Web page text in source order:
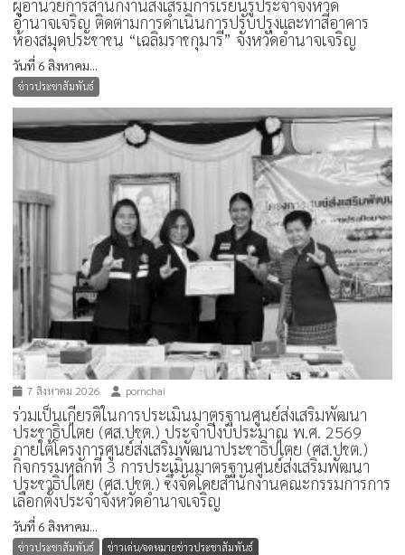
ผู้อำนวยการสำนักงานส่งเสริมการเรียนรู้ประจำจังหวัด
อำนาจเจริญ ติดตามการดำเนินการปรับปรุงและทาสีอาคาร
ห้องสมุดประชาชน “เฉลิมราชกุมารี” จังหวัดอำนาจเจริญ
วันที่ 6 สิงหาคม...
ข่าวประชาสัมพันธ์
7 สิงหาคม 2026 pornchai
ร่วมเป็นเกียรติในการประเมินมาตรฐานศูนย์ส่งเสริมพัฒนา
ประชาธิปไตย (ศส.ปชต.) ประจำปีงบประมาณ พ.ศ. 2569
ภายใต้โครงการศูนย์ส่งเสริมพัฒนาประชาธิปไตย (ศส.ปชต.)
กิจกรรมหลักที่ 3 การประเมินมาตรฐานศูนย์ส่งเสริมพัฒนา
ประชาธิปไตย (ศส.ปชต.) ซึ่งจัดโดยสำนักงานคณะกรรมการการ
เลือกตั้งประจำจังหวัดอำนาจเจริญ
วันที่ 6 สิงหาคม...
ข่าวประชาสัมพันธ์ ข่าวเด่น/จดหมายข่าวประชาสัมพันธ์